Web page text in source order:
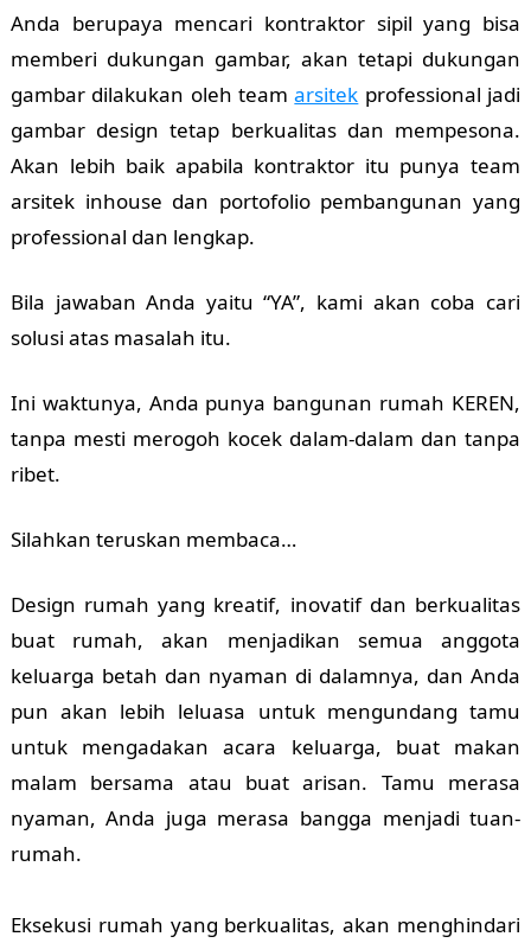
Anda berupaya mencari kontraktor sipil yang bisa
memberi dukungan gambar, akan tetapi dukungan
gambar dilakukan oleh teamarsitek professional jadi
gambar design tetap berkualitas dan mempesona.
Akan lebih baik apabila kontraktor itu punya team
arsitek inhouse dan portofolio pembangunan yang
professional dan lengkap.
Bila jawaban Anda yaitu “YA”, kami akan coba cari
solusi atas masalah itu.
Ini waktunya, Anda punya bangunan rumah KEREN,
tanpa mesti merogoh kocek dalam-dalam dan tanpa
ribet.
Silahkan teruskan membaca…
Design rumah yang kreatif, inovatif dan berkualitas
buat rumah, akan menjadikan semua anggota
keluarga betah dan nyaman di dalamnya, dan Anda
pun akan lebih leluasa untuk mengundang tamu
untuk mengadakan acara keluarga, buat makan
malam bersama atau buat arisan. Tamu merasa
nyaman, Anda juga merasa bangga menjadi tuan-
rumah.
Eksekusi rumah yang berkualitas, akan menghindari